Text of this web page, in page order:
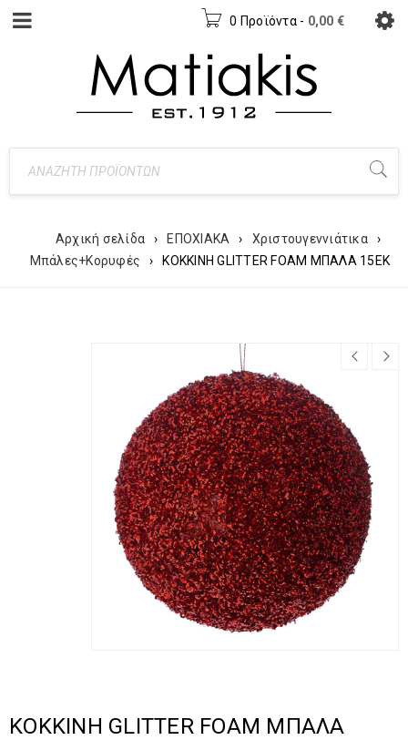
0 Προϊόντα - 0,00 €
Αρχική σελίδα › ΕΠΟΧΙΑΚΑ › Χριστουγεννιάτικα
›
Μπάλες+Κορυφές
› ΚΟΚΚΙΝΗ GLITTER FOAM ΜΠΑΛΑ 15ΕΚ
ΚΟΚΚΙΝΗ GLITTER FOAM ΜΠΑΛΑ